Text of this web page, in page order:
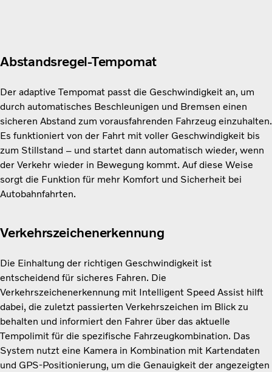
Abstandsregel-Tempomat
Der adaptive Tempomat passt die Geschwindigkeit an, um
durch automatisches Beschleunigen und Bremsen einen
sicheren Abstand zum vorausfahrenden Fahrzeug einzuhalten.
Es funktioniert von der Fahrt mit voller Geschwindigkeit bis
zum Stillstand – und startet dann automatisch wieder, wenn
der Verkehr wieder in Bewegung kommt. Auf diese Weise
sorgt die Funktion für mehr Komfort und Sicherheit bei
Autobahnfahrten.
Verkehrszeichenerkennung
Die Einhaltung der richtigen Geschwindigkeit ist
entscheidend für sicheres Fahren. Die
Verkehrszeichenerkennung mit Intelligent Speed Assist hilft
dabei, die zuletzt passierten Verkehrszeichen im Blick zu
behalten und informiert den Fahrer über das aktuelle
Tempolimit für die spezifische Fahrzeugkombination. Das
System nutzt eine Kamera in Kombination mit Kartendaten
und GPS-Positionierung, um die Genauigkeit der angezeigten